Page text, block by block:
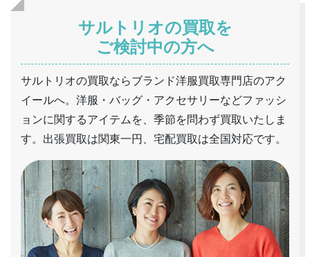
サルトリオの買取を
ご検討中の方へ
サルトリオの買取ならブランド洋服買取専門店のアク
イールへ。洋服・バッグ・アクセサリーなどファッシ
ョンに関するアイテムを、季節を問わず買取いたしま
す。出張買取は関東一円、宅配買取は全国対応です。